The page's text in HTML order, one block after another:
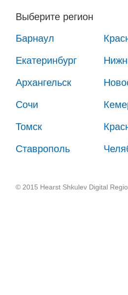
Выберите регион
Барнаул
Екатеринбург
Архангельск
Сочи
Томск
Ставрополь
© 2015 Hearst Shkulev Digital